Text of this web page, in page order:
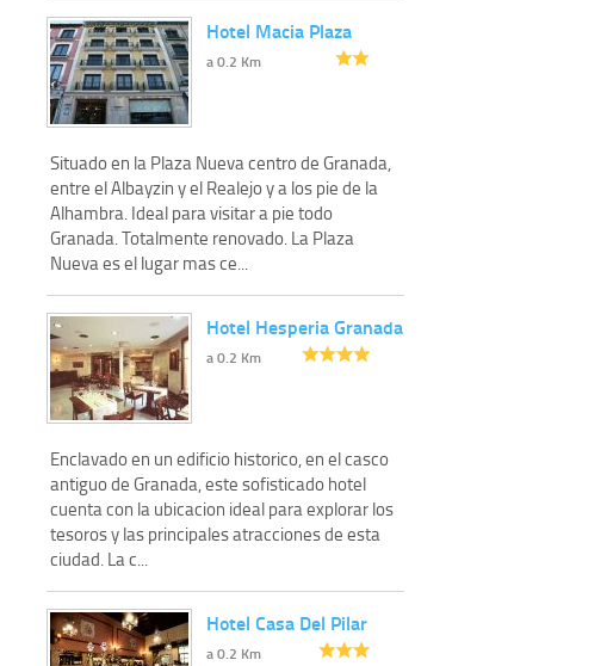
Hotel Macia Plaza
a 0.2 Km
Situado en la Plaza Nueva centro de Granada,
entre el Albayzin y el Realejo y a los pie de la
Alhambra. Ideal para visitar a pie todo
Granada. Totalmente renovado. La Plaza
Nueva es el lugar mas ce...
Hotel Hesperia Granada
a 0.2 Km
Enclavado en un edificio historico, en el casco
antiguo de Granada, este sofisticado hotel
cuenta con la ubicacion ideal para explorar los
tesoros y las principales atracciones de esta
ciudad. La c...
Hotel Casa Del Pilar
a 0.2 Km